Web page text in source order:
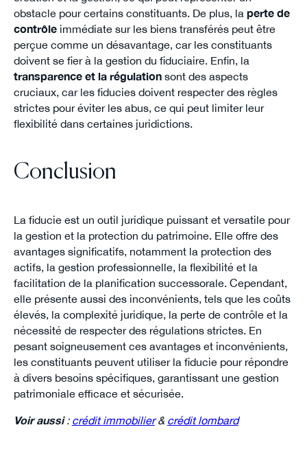
obstacle pour certains constituants. De plus, la perte de
contrôleimmédiate sur les biens transférés peut être
perçue comme un désavantage, car les constituants
doivent se fier à la gestion du fiduciaire. Enfin, la
transparence et la régulationsont des aspects
cruciaux, car les fiducies doivent respecter des règles
strictes pour éviter les abus, ce qui peut limiter leur
flexibilité dans certaines juridictions.
Conclusion
La fiducie est un outil juridique puissant et versatile pour
la gestion et la protection du patrimoine. Elle offre des
avantages significatifs, notamment la protection des
actifs, la gestion professionnelle, la flexibilité et la
facilitation de la planification successorale. Cependant,
elle présente aussi des inconvénients, tels que les coûts
élevés, la complexité juridique, la perte de contrôle et la
nécessité de respecter des régulations strictes. En
pesant soigneusement ces avantages et inconvénients,
les constituants peuvent utiliser la fiducie pour répondre
à divers besoins spécifiques, garantissant une gestion
patrimoniale efficace et sécurisée.
Voir aussi: crédit immobilier& crédit lombard